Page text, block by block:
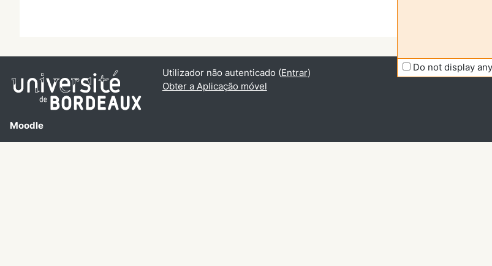
Do not display
Moodle
Utilizador não autenticado (Entrar)
Obter a Aplicação móvel